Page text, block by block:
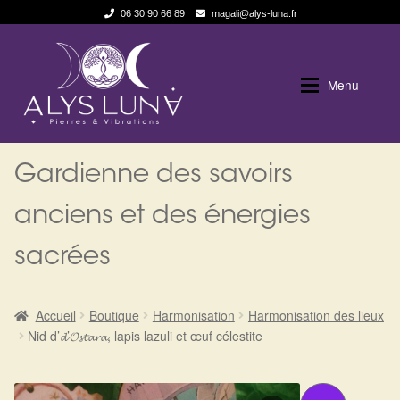
06 30 90 66 89 magali@alys-luna.fr
navigation
contenu
Menu
Alys Luna
Qui suis je
Boutique en ligne
Blog
Alys Luna
La Boutique
Les pierres en détail
Test — Quelle Gardienne ?
Gardienne des savoirs
anciens et des énergies
sacrées
Accueil Boutique Harmonisation
Harmonisation des lieux
Nid d’𝓭’𝓞𝓼𝓽𝓪𝓻𝓪, lapis lazuli et œuf célestite